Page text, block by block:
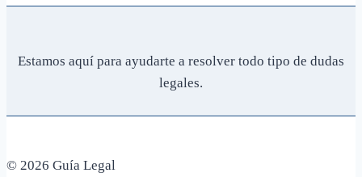
Estamos aquí para ayudarte a resolver todo tipo de dudas
legales.
© 2026 Guía Legal